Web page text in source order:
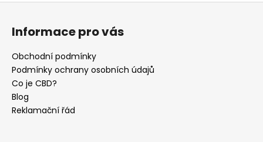
Z
Informace pro vás
Obchodní podmínky
Podmínky ochrany osobních údajů
Co je CBD?
Blog
Reklamační řád